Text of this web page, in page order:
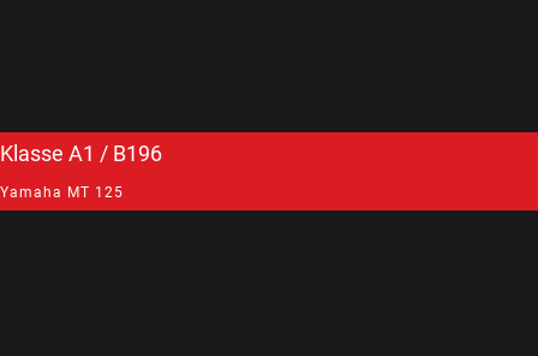
Klasse A1 / B196
Yamaha MT 125